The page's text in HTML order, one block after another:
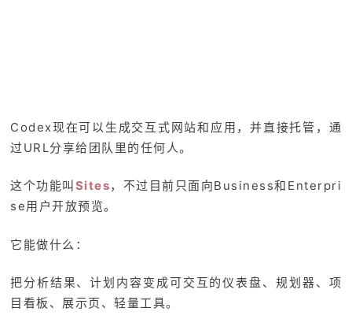
Codex现在可以生成交互式网站和应用，并直接托管，通
过URL分享给团队里的任何人。
这个功能叫 Sites，不过目前只面向Business和Enterpri
se用户开放预览。
它能做什么：
把分析结果、计划内容变成可交互的仪表盘、规划器、项
目看板、展示页、轻量工具。